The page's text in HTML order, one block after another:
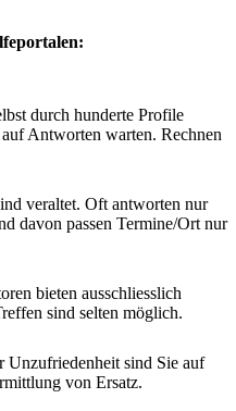
durch hunderte Profile
Antworten warten. Rechnen
veraltet. Oft antworten nur
davon passen Termine/Ort nur
bieten ausschliesslich
sind selten möglich.
Unzufriedenheit sind Sie auf
von Ersatz.